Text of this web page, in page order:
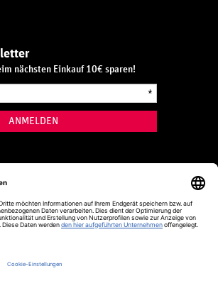
nächsten Einkauf 10€ sparen!
*
ANMELDEN
(D)
Festnetz
im Jahr